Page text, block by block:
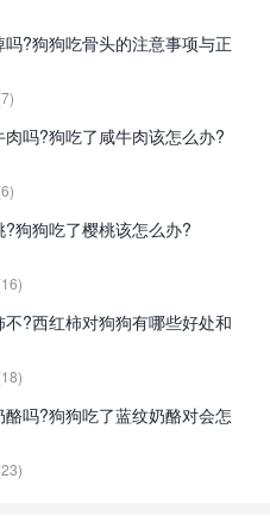
?狗狗吃骨头的注意事项与正
吗?狗吃了咸牛肉该怎么办?
狗狗吃了樱桃该怎么办?
?西红柿对狗狗有哪些好处和
吗?狗狗吃了蓝纹奶酪对会怎